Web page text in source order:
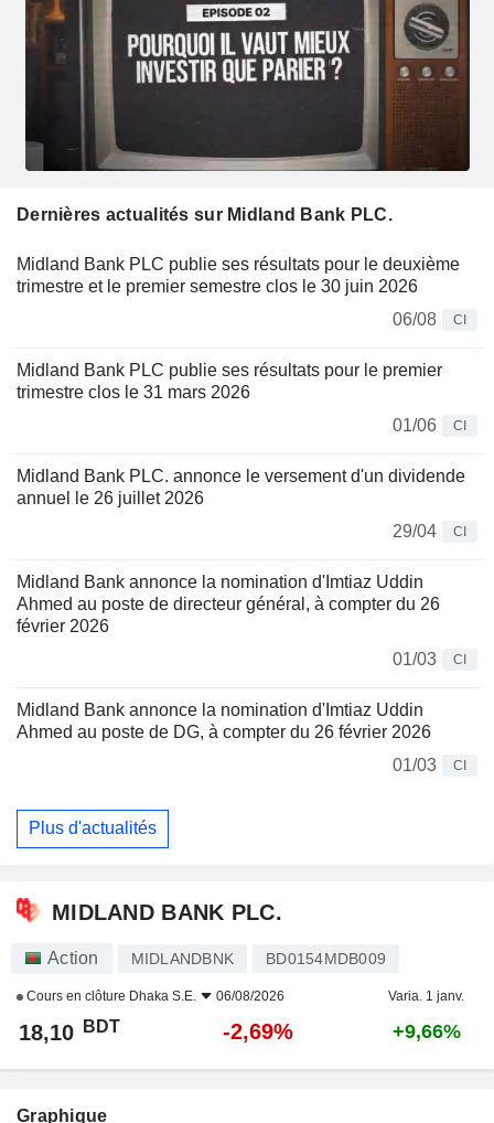
Dernières actualités sur Midland Bank PLC.
Midland Bank PLC publie ses résultats pour le deuxième
trimestre et le premier semestre clos le 30 juin 2026
06/08
CI
Midland Bank PLC publie ses résultats pour le premier
trimestre clos le 31 mars 2026
01/06
CI
Midland Bank PLC. annonce le versement d'un dividende
annuel le 26 juillet 2026
29/04
CI
Midland Bank annonce la nomination d'Imtiaz Uddin
Ahmed au poste de directeur général, à compter du 26
février 2026
01/03
CI
Midland Bank annonce la nomination d'Imtiaz Uddin
Ahmed au poste de DG, à compter du 26 février 2026
01/03
CI
Plus d'actualités
MIDLAND BANK PLC.
Action MIDLANDBNK BD0154MDB009
Cours en clôture Dhaka S.E. 06/08/2026 Varia. 1 janv.
18,10 BDT -2,69% +9,66%
Graphique